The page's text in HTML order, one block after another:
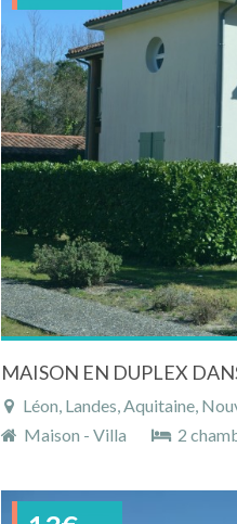
MAISON EN DUPLEX
Léon, Landes, Aquitaine,
Maison - Villa
2